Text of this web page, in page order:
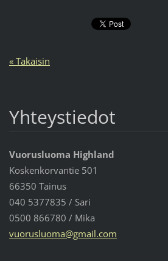
« Takaisin
Yhteystiedot
Vuorusluoma Highland
Koskenkorvantie 501
66350 Tainus
040 5377835 / Sari
0500 866780 / Mika
vuorusluoma@gmail.com